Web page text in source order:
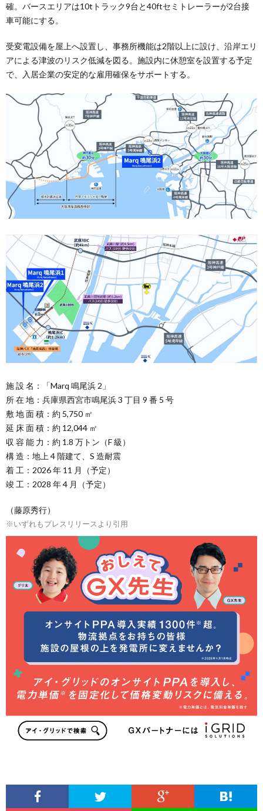
確。バースエリアは10tトラック9台と40ftセミトレーラーが2台接
車可能にする。
受変電設備を屋上へ設置し、事務所機能は2階以上に設け、沿岸エリ
アによる津波のリスク低減を図る。施設内に休憩室を設置する予定
で、入居企業の安定的な雇用確保をサポートする。
施 設 名：「Marq 鳴尾浜 2」
所 在 地：兵庫県西宮市鳴尾浜 3 丁目 9 番 5 号
敷 地 面 積：約 5,750 ㎡
延 床 面 積：約 12,044 ㎡
収 容 能 力：約 1.8 万トン（F 級）
構 造：地上 4 階建て、S 造耐震
着 工：2026 年 11 月（予定）
竣 工：2028 年 4 月（予定）
（藤原秀行）
※いずれもプレスリリースより引用